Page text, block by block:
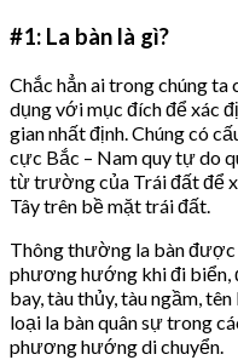
#1: La bàn là gì?
Chắc hẳn ai trong chúng
dụng với mục đích để xác
gian nhất định. Chúng có
cực Bắc – Nam quy tự do
từ trường của Trái đất để
Tây trên bề mặt trái đất.
Thông thường la bàn
phương hướng khi đi biển,
bay, tàu thủy, tàu ngầm,
loại la bàn quân sự trong
phương hướng di chuyển.